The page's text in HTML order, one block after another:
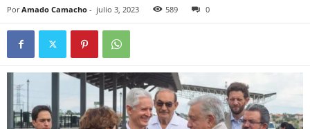
Por Amado Camacho - julio 3, 2023 589 0